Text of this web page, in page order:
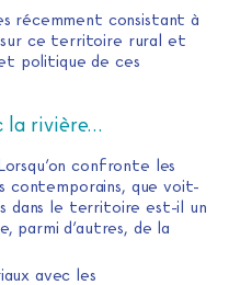
récemment consistant à
sur ce territoire rural et
politique de ces
la rivière…
confronte les
contemporains, que voit-
dans le territoire est-il un
parmi d’autres, de la
avec les